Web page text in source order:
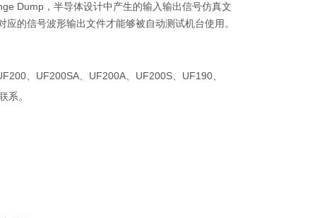
Dump ，半导体设计中产生的输入输出信号仿真文
的信号波形输出文件才能够被自动测试机台使用。
UF200SA、 UF200A UF200S UF190
系。